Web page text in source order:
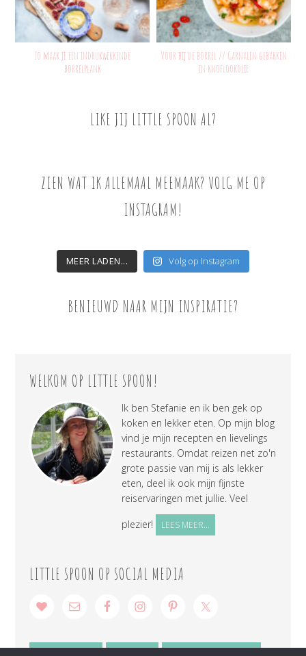
Zo maak je een indrukwekkende
borrelplank
Voor bij de borrel // Garnalen gebakken
in knoflookolie
LIKE JIJ LITTLE SPOON AL?
ZIEN WAT IK ALLEMAAL MEEMAAK? VOLG ME OP
INSTAGRAM!
MEER LADEN... Volg op Instagram
BENIEUWD NAAR MIJN INSPIRATIE?
WELKOM OP LITTLE SPOON!
Ik ben Stefanie en ik ben gek op
koken en lekker eten. Op mijn blog
vind je mijn recepten en lievelings
restaurants. Omdat reizen net zo'n
grote passie van mij is als lekker
eten, deel ik ook mijn fijnste
reiservaringen met jullie. Veel
plezier!
LEES MEER...
LITTLE SPOON OP SOCIAL MEDIA